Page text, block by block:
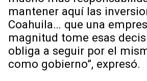
mantener aquí las
Coahuila… que una
magnitud tome esas
obliga a seguir por el
como gobierno”, expresó.